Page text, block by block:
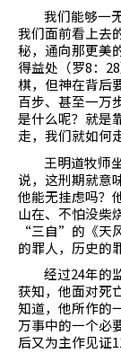
我们能够一
我们面前看上去
秘，通向那更美
得益处（罗8： 28
棋，但神在背后
百步、甚至一万
是什么呢？就是
走，我们就如何走
王明道牧师
说，这刑期就意
他能无挂虑吗
山在、不怕没柴
“三自”的《天
的罪人，历史的
经过24年的
获知，他面对死
知道，他所作的
万事中的一个必
后又为主作见证